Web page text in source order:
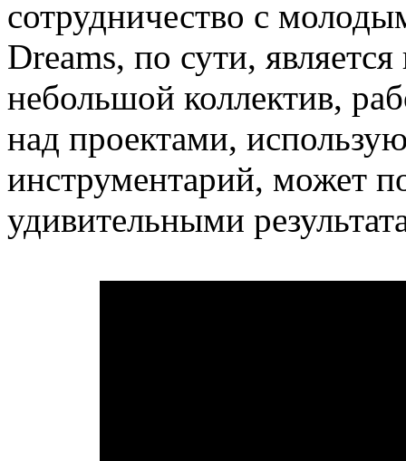
сотрудничество с
Dreams, по сути,
небольшой коллектив,
над проектами,
инструментарий, может
удивительными